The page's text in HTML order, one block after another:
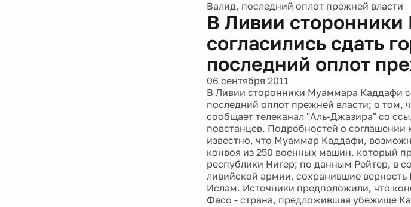
Валид, последний оплот прежней власти
В Ливии
согласились сдать
последний оплот
06 сентября 2011
В Ливии сторонники Муаммара Каддафи
последний оплот прежней власти; о том,
сообщает телеканал "Аль-Джазира" со
повстанцев. Подробностей о соглашении
известно, что Муаммар Каддафи,
конвоя из 250 военных машин, который
республики Нигер; по данным Рейтер, в
ливийской армии, сохранившие
Ислам. Источники предположили, что
Фасо - страна, предложившая убежище